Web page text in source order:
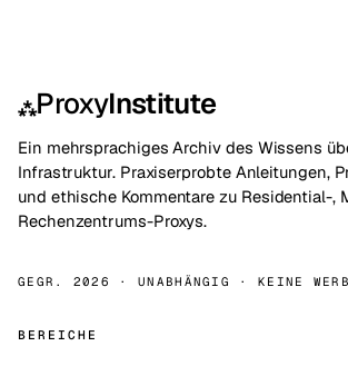
⁂ProxyInstitute
Ein mehrsprachiges Archiv des Wissens
Infrastruktur. Praxiserprobte Anleitungen,
und ethische Kommentare zu Residential-,
Rechenzentrums-Proxys.
GEGR. 2026 · UNABHÄNGIG · KEINE
BEREICHE